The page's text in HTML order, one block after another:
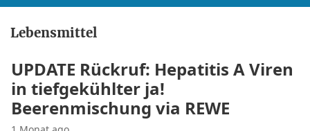
Lebensmittel
UPDATE Rückruf: Hepatitis A Viren
in tiefgekühlter ja!
Beerenmischung via REWE